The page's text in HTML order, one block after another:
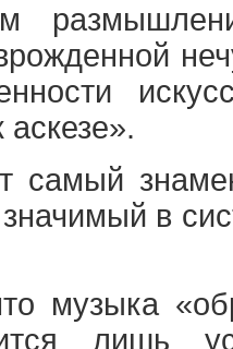
аскезе».
самый
в
музыка
лишь